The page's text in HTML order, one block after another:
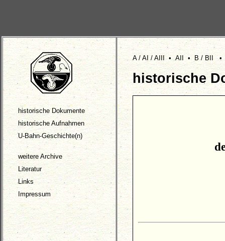
historische Dokumente
historische Aufnahmen
U-Bahn-Geschichte(n)
weitere Archive
Literatur
Links
Impressum
A / AI / AIII•AII • B / BII
historische